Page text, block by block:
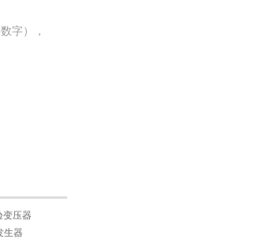
字），
变压器
生器